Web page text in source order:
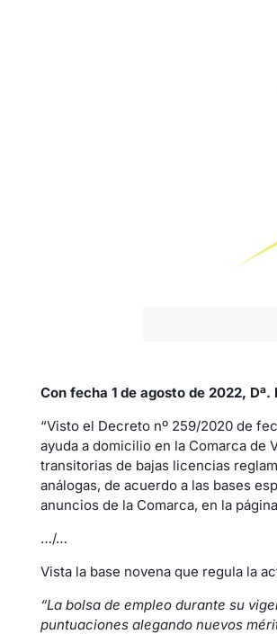
Con fecha 1 de agosto de 2022,
“Visto el Decreto nº 259/2020 de
ayuda a domicilio en la Comarca
transitorias de bajas licencias
análogas, de acuerdo a las bases
anuncios de la Comarca, en la
…/…
Vista la base novena que regula la
“La bolsa de empleo durante su
puntuaciones alegando nuevos